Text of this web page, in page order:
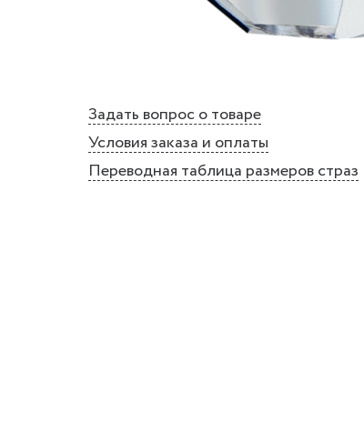
Задать вопрос о товаре
Условия заказа и оплаты
Переводная таблица размеров страз